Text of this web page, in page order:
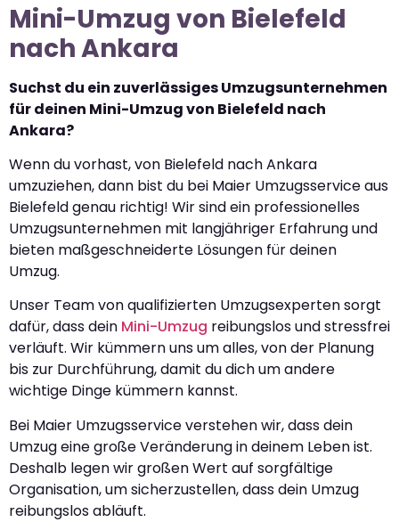
Mini-Umzug von Bielefeld
nach Ankara
Suchst du ein zuverlässiges Umzugsunternehmen
für deinen Mini-Umzug von Bielefeld nach
Ankara?
Wenn du vorhast, von Bielefeld nach Ankara
umzuziehen, dann bist du bei Maier Umzugsservice aus
Bielefeld genau richtig! Wir sind ein professionelles
Umzugsunternehmen mit langjähriger Erfahrung und
bieten maßgeschneiderte Lösungen für deinen
Umzug.
Unser Team von qualifizierten Umzugsexperten sorgt
dafür, dass dein Mini-Umzug reibungslos und stressfrei
verläuft. Wir kümmern uns um alles, von der Planung
bis zur Durchführung, damit du dich um andere
wichtige Dinge kümmern kannst.
Bei Maier Umzugsservice verstehen wir, dass dein
Umzug eine große Veränderung in deinem Leben ist.
Deshalb legen wir großen Wert auf sorgfältige
Organisation, um sicherzustellen, dass dein Umzug
reibungslos abläuft.